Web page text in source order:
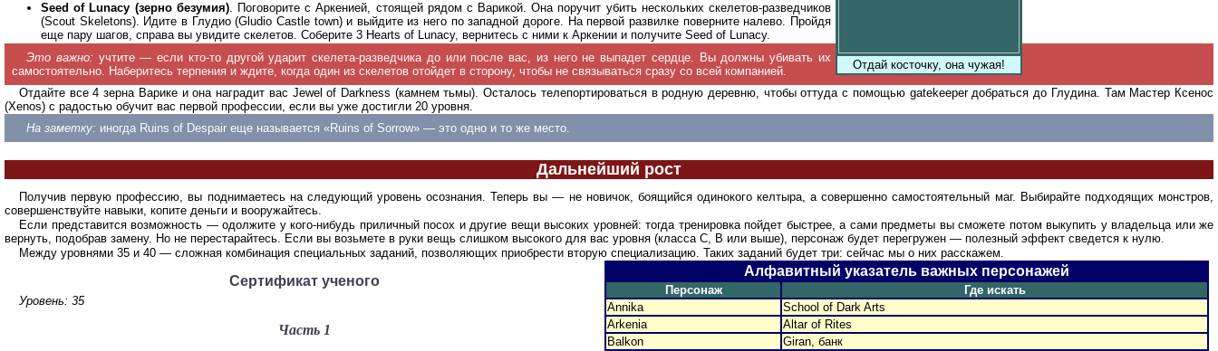
Отдай косточку, она чужая!
Seed of Lunacy (зерно безумия). Поговорите с Аркенией, стоящей рядом с Варикой. Она поручит убить нескольких скелетов-разведчиков
(Scout Skeletons). Идите в Глудио (Gludio Castle town) и выйдите из него по западной дороге. На первой развилке поверните налево. Пройдя
еще пару шагов, справа вы увидите скелетов. Соберите 3 Hearts of Lunacy, вернитесь с ними к Аркении и получите Seed of Lunacy.
Это важно: учтите — если кто-то другой ударит скелета-разведчика до или после вас, из него не выпадет сердце. Вы должны убивать их
самостоятельно. Наберитесь терпения и ждите, когда один из скелетов отойдет в сторону, чтобы не связываться сразу со всей компанией.
Отдайте все 4 зерна Варике и она наградит вас Jewel of Darkness (камнем тьмы). Осталось телепортироваться в родную деревню, чтобы оттуда с помощью gatekeeper добраться до Глудина. Там Мастер Ксенос
(Xenos) с радостью обучит вас первой профессии, если вы уже достигли 20 уровня.
На заметку: иногда Ruins of Despair еще называется «Ruins of Sorrow» — это одно и то же место.
Дальнейший рост
Получив первую профессию, вы поднимаетесь на следующий уровень осознания. Теперь вы — не новичок, боящийся одинокого келтыра, а совершенно самостоятельный маг. Выбирайте подходящих монстров,
совершенствуйте навыки, копите деньги и вооружайтесь.
Если представится возможность — одолжите у кого-нибудь приличный посох и другие вещи высоких уровней: тогда тренировка пойдет быстрее, а сами предметы вы сможете потом выкупить у владельца или же
вернуть, подобрав замену. Но не перестарайтесь. Если вы возьмете в руки вещь слишком высокого для вас уровня (класса C, B или выше), персонаж будет перегружен — полезный эффект сведется к нулю.
Между уровнями 35 и 40 — сложная комбинация специальных заданий, позволяющих приобрести вторую специализацию. Таких заданий будет три: сейчас мы о них расскажем.
Алфавитный указатель важных персонажей
Персонаж
Где искать
Annika
School of Dark Arts
Arkenia
Altar of Rites
Balkon
Giran, банк
Сертификат ученого
Уровень: 35
Часть 1